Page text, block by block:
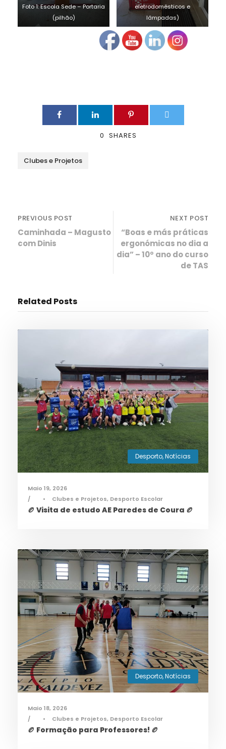
Foto 1: Escola Sede – Portaria
(pilhão)
eletrodomésticos e
lâmpadas)
0 SHARES
Clubes e Projetos
PREVIOUS POST
Caminhada – Magusto
com Dinis
NEXT POST
“Boas e más práticas
ergonómicas no dia a
dia” – 10º ano do curso
de TAS
Related Posts
Desporto,Notícias
Maio 19, 2026
•
Clubes e Projetos, Desporto Escolar
🏉 Visita de estudo AE Paredes de Coura 🏉
Desporto,Notícias
Maio 18, 2026
•
Clubes e Projetos, Desporto Escolar
🏉 Formação para Professores! 🏉